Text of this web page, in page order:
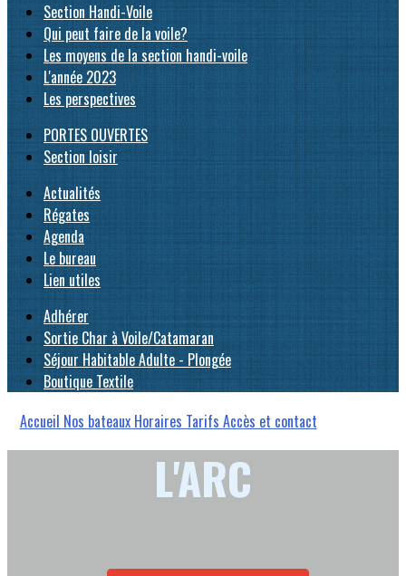
Section Handi-Voile
Qui peut faire de la voile?
Les moyens de la section handi-voile
L'année 2023
Les perspectives
PORTES OUVERTES
Section loisir
Actualités
Régates
Agenda
Le bureau
Lien utiles
Adhérer
Sortie Char à Voile/Catamaran
Séjour Habitable Adulte - Plongée
Boutique Textile
Accueil Nos bateaux Horaires Tarifs Accès et contact
L'ARC